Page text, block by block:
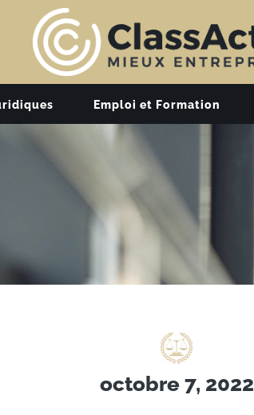
Emploi et Formation
octobre 7, 2022